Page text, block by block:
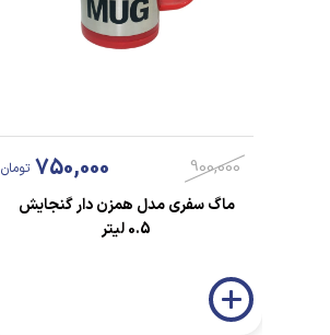
900,000
750,000 تومان
ماگ سفری مدل همزن دار گنجایش
0.5 لیتر